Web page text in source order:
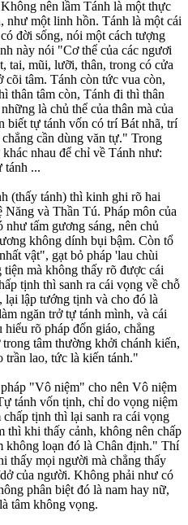
nên lầm Tánh là một thực
như một linh hồn. Tánh là một cái
đời sống, nói một cách tượng
này nói "Cơ thể của các ngươi
tai, mũi, lưỡi, thân, trong có cửa
tâm. Tánh còn tức vua còn,
thân tâm còn, Tánh đi thì thân
là chủ thể của thân mà của
biết tự tánh vốn có trí Bát nhã, trí
cần dùng văn tự." Trong
nhau để chỉ về Tánh như:
tánh ...
(thấy tánh) thì kinh ghi rõ hai
và Thần Tú. Pháp môn của
tấm gương sáng, nên chủ
không dính bụi bậm. Còn tổ
vật", gạt bỏ pháp 'lau chùi
mà không thấy rõ được cái
tịnh thì sanh ra cái vọng về chỗ
lập tướng tịnh và cho đó là
ngăn trở tự tánh mình, và cái
rõ pháp đốn giáo, chẳng
tâm thường khởi chánh kiến,
trần lao, tức là kiến tánh."
"Vô niệm" cho nên Vô niệm
tánh vốn tịnh, chỉ do vọng niệm
tịnh thì lại sanh ra cái vọng
thì khi thấy cảnh, không nên chấp
không loạn đó là Chân định." Thí
thấy mọi người mà chẳng thấy
của người. Không phải như có
phân biệt đó là nam hay nữ,
tâm không vọng.